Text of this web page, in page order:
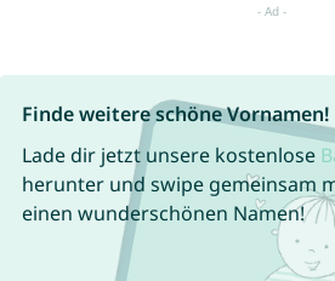
Finde weitere schöne Vornamen!
Lade dir jetzt unsere kostenlose
herunter und swipe gemeinsam
einen wunderschönen Namen!